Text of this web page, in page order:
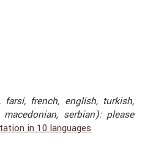
french, english, turkish,
serbian): please
in 10 languages